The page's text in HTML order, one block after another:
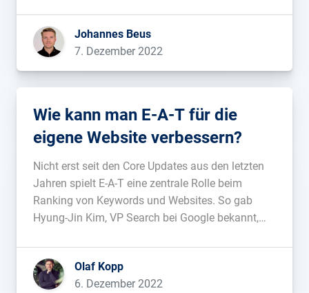
Sprachen neu bewertet....
Johannes Beus
7. Dezember 2022
Wie kann man E-A-T für die
eigene Website verbessern?
Nicht erst seit den Core Updates aus den letzten
Jahren spielt E-A-T eine zentrale Rolle beim
Ranking von Keywords und Websites. So gab
Hyung-Jin Kim, VP Search bei Google bekannt,
von E-A-T für das Ranking umsetzt....
Olaf Kopp
6. Dezember 2022